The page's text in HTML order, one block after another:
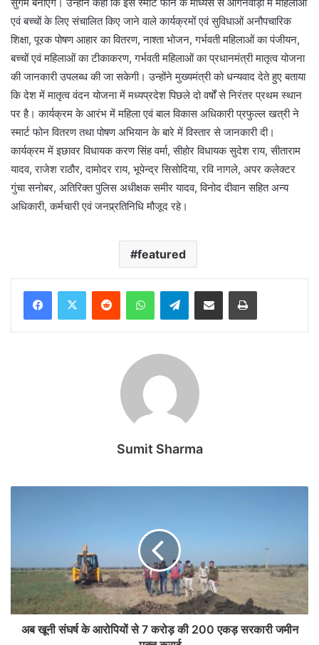
एवं बच्चों के लिए संचालित किए जाने वाले कार्यक्रमों एवं सुविधाओं अनौपचारिक
शिक्षा, पूरक पोषण आहार का वितरण, नाश्ता भोजन, गर्भवती महिलाओं का पंजीयन,
बच्चों एवं महिलाओं का टीकाकरण, गर्भवती महिलाओं का प्रधानमंत्री मातृत्व योजना
की जानकारी उपलब्ध की जा सकेगी। उन्होंने मुख्यमंत्री को धन्यवाद देते हुए बताया
कि देश में मातृत्व वंदन योजना में मध्यप्रदेश पिछले दो वर्षों से निरंतर प्रथम स्थान
पर है। कार्यक्रम के आरंभ में महिला एवं बाल विकास अधिकारी प्रफुल्ल खत्री ने
स्मार्ट फोन वितरण तथा पोषण अभियान के बारे में विस्तार से जानकारी दी।
कार्यक्रम में इछावर विधायक करण सिंह वर्मा, सीहोर विधायक सुदेश राय, सीताराम
यादव, राजेश राठौर, दामोदर राय, भूपेन्द्र सिसोदिया, रवि नागले, अपर कलेक्टर
गुंचा सनोबर, अतिरिक्त पुलिस अधीक्षक समीर यादव, विनोद दीवान सहित अन्य
अधिकारी, कर्मचारी एवं जनप्र्रतिनिधि मौजूद रहे।
featured
Telegram
Sumit Sharma
अब खूनी संघर्ष के आरोपियों से 7 करोड़ की 200 एकड़ सरकारी जमीन